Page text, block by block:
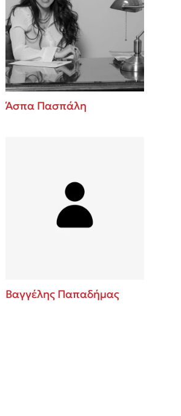
Άσπα Πασπάλη
Βαγγέλης Παπαδήμας